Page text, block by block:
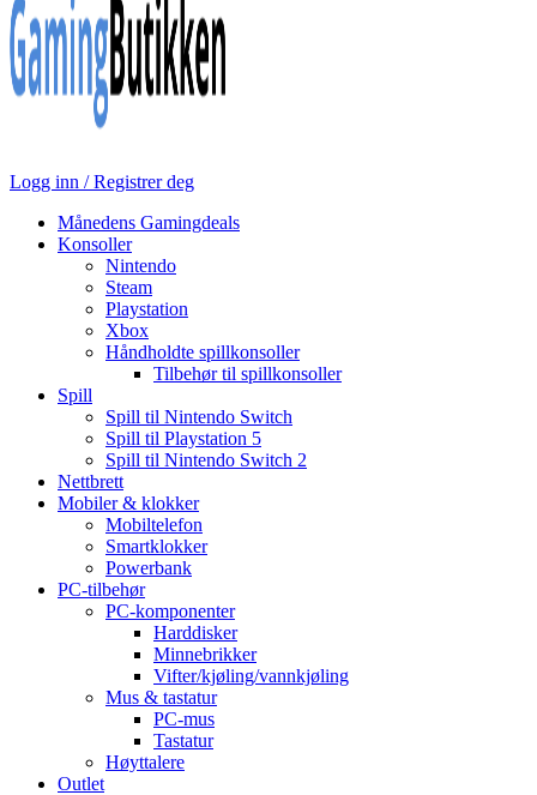
Logg inn / Registrer deg
Månedens Gamingdeals
Konsoller
Nintendo
Steam
Playstation
Xbox
Håndholdte spillkonsoller
Tilbehør til spillkonsoller
Spill
Spill til Nintendo Switch
Spill til Playstation 5
Spill til Nintendo Switch 2
Nettbrett
Mobiler & klokker
Mobiltelefon
Smartklokker
Powerbank
PC-tilbehør
PC-komponenter
Harddisker
Minnebrikker
Vifter/kjøling/vannkjøling
Mus & tastatur
PC-mus
Tastatur
Høyttalere
Outlet